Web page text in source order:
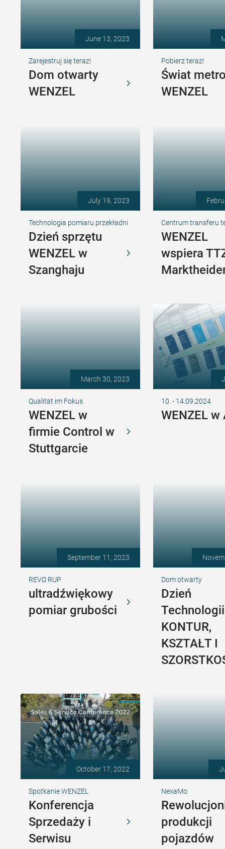
June 13, 2023
Zarejestruj się teraz!
Dom otwarty
WENZEL
Pobierz teraz!
Świat
WENZEL
July 19, 2023
Technologia pomiaru przekładni
Dzień sprzętu
WENZEL w
Szanghaju
Centrum transferu
WENZEL
wspiera
March 30, 2023
Qualität im Fokus
WENZEL w
firmie Control w
Stuttgarcie
10. - 14.09.2024
WENZEL w
September 11, 2023
REVO RUP
ultradźwiękowy
pomiar grubości
Dom otwarty
Dzień
KONTUR,
KSZTAŁT I
October 17, 2022
Spotkanie WENZEL
Konferencja
Sprzedaży i
Serwisu
NexaMo
produkcji
pojazdów